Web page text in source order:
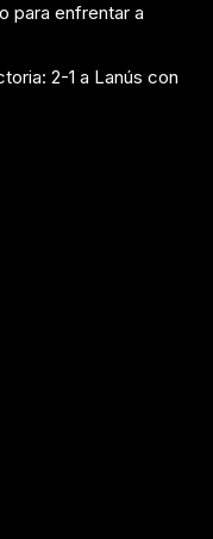
para enfrentar a
2-1 a Lanús con